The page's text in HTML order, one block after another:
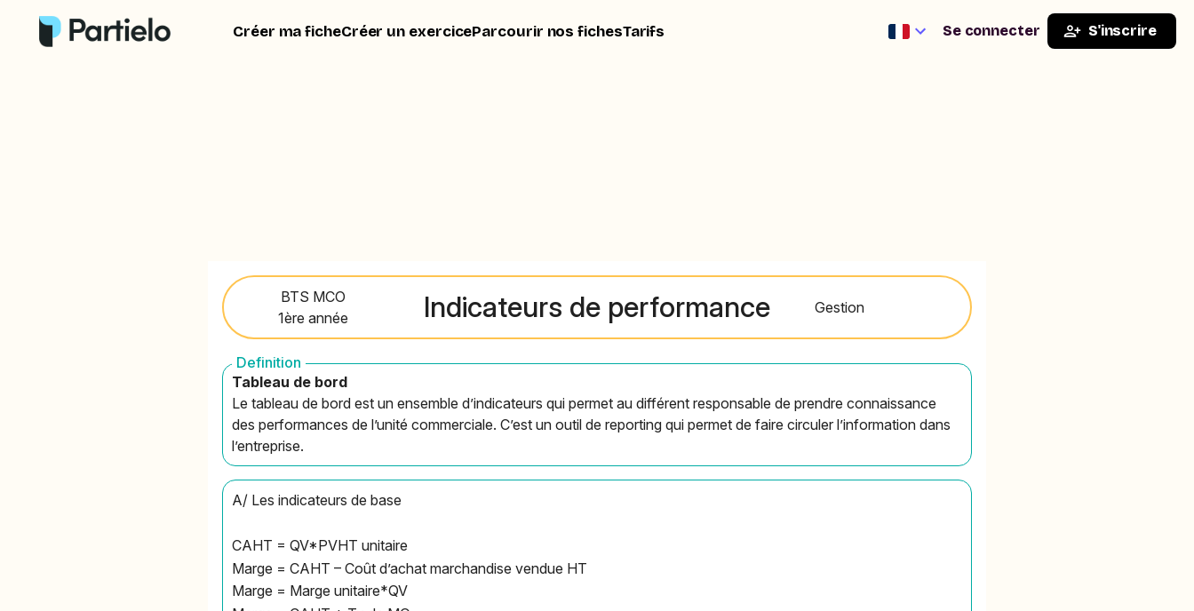
Créer ma ficheCréer un exerciceParcourir nos fichesTarifs Se connecter S'inscrire
BTS MCO
1ère année
Indicateurs de performance Gestion
Definition
Tableau de bord
Le tableau de bord est un ensemble d’indicateurs qui permet au différent responsable de prendre connaissance
des performances de l’unité commerciale. C’est un outil de reporting qui permet de faire circuler l’information dans
l’entreprise.
A/ Les indicateurs de base
CAHT = QV*PVHT unitaire
Marge = CAHT – Coût d’achat marchandise vendue HT
Marge = Marge unitaire*QV